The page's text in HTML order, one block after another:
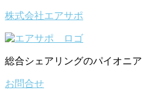
株式会社エアサポ
総合シェアリングのパイオニア
お問合せ